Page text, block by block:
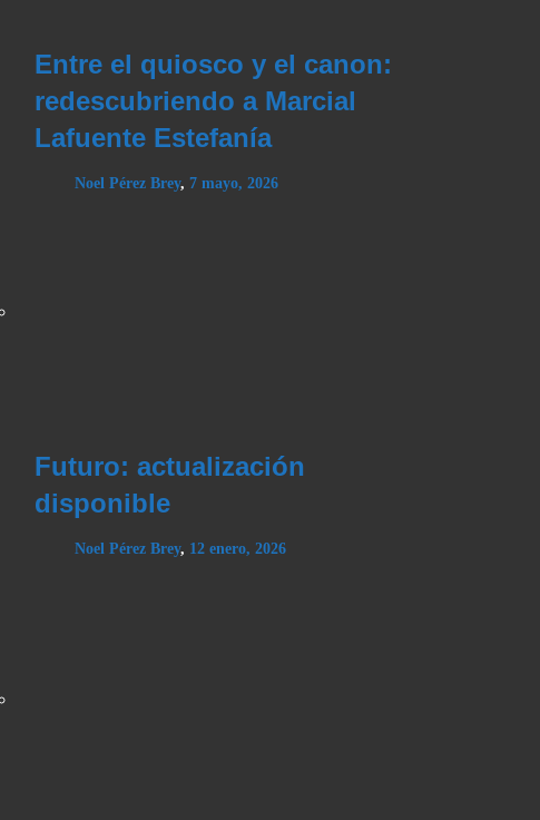
Entre el quiosco y el canon:
redescubriendo a Marcial
Lafuente Estefanía
Noel Pérez Brey, 7 mayo, 2026
Futuro: actualización
disponible
Noel Pérez Brey, 12 enero, 2026